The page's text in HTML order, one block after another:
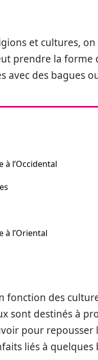
et cultures,
prendre la forme
avec des bagues
à l’Occidental
à l’Oriental
fonction des
sont destinés à
pour
liés à